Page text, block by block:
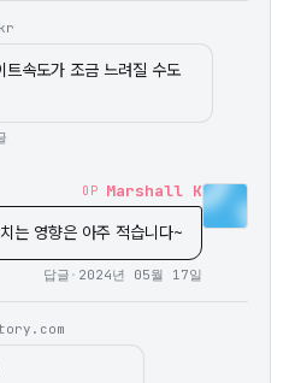
트속도가 조금 느려질 수도
Marshall K
OP
는 영향은 아주 적습니다~
2024년 05월 17일
·
답글